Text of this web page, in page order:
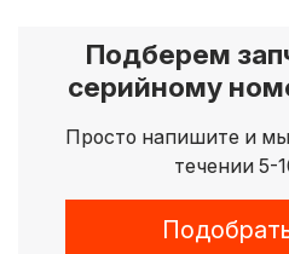
Подберем
серийному
Просто напишите и
течении 5-